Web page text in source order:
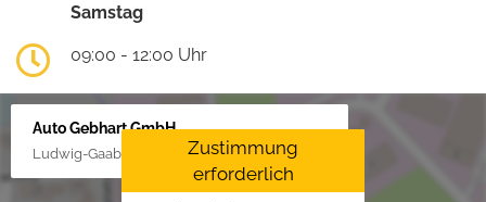
Samstag
09:00 - 12:00 Uhr
Auto Gebhart GmbH
Ludwig-Gaab-Str. 4, 88427 Bad Schussenried
Zustimmung
erforderlich